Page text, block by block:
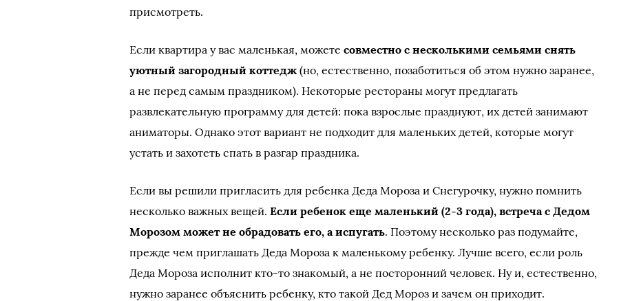
присмотреть.
Если квартира у вас маленькая, можетесовместно с несколькими семьями снять
уютный загородный коттедж (но, естественно, позаботиться об этом нужно заранее,
а не перед самым праздником). Некоторые рестораны могут предлагать
развлекательную программу для детей: пока взрослые празднуют, их детей занимают
аниматоры. Однако этот вариант не подходит для маленьких детей, которые могут
устать и захотеть спать в разгар праздника.
Если вы решили пригласить для ребенка Деда Мороза и Снегурочку, нужно помнить
несколько важных вещей.Если ребенок еще маленький (2-3 года), встреча с Дедом
Морозом может не обрадовать его, а испугать. Поэтому несколько раз подумайте,
прежде чем приглашать Деда Мороза к маленькому ребенку. Лучше всего, если роль
Деда Мороза исполнит кто-то знакомый, а не посторонний человек. Ну и, естественно,
нужно заранее объяснить ребенку, кто такой Дед Мороз и зачем он приходит.